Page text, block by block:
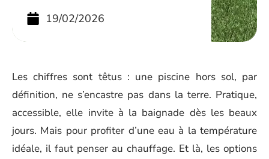
19/02/2026
Les chiffres sont têtus : une piscine hors sol, par
définition, ne s’encastre pas dans la terre. Pratique,
accessible, elle invite à la baignade dès les beaux
jours. Mais pour profiter d’une eau à la température
idéale, il faut penser au chauffage. Et là, les options